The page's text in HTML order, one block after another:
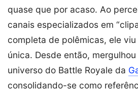
quase que por acaso. Ao
canais especializados em
completa de polêmicas, ele
única. Desde então,
universo do Battle Royale da
consolidando-se como